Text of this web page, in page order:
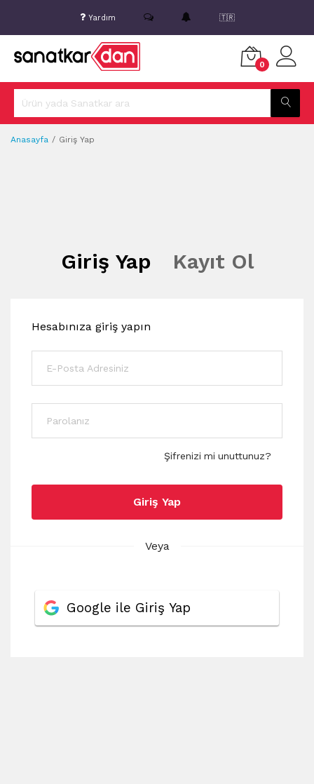
Yardım 🇹🇷
0
Anasayfa Giriş Yap
Giriş Yap Kayıt Ol
Hesabınıza giriş yapın
Şifrenizi mi unuttunuz?
Giriş Yap
Veya
Google ile Giriş Yap